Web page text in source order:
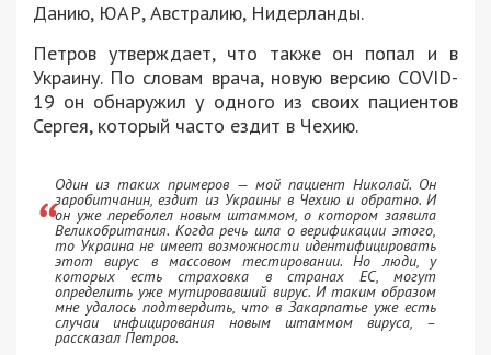
Данию, ЮАР, Австралию, Нидерланды.
Петров утверждает, что также он попал и в
Украину. По словам врача, новую версию COVID-
19 он обнаружил у одного из своих пациентов
Сергея, который часто ездит в Чехию.
Один из таких примеров — мой пациент Николай. Он
заробитчанин, ездит из Украины в Чехию и обратно. И
он уже переболел новым штаммом, о котором заявила
Великобритания. Когда речь шла о верификации этого,
то Украина не имеет возможности идентифицировать
этот вирус в массовом тестировании. Но люди, у
которых есть страховка в странах ЕС, могут
определить уже мутировавший вирус. И таким образом
мне удалось подтвердить, что в Закарпатье уже есть
случаи инфицирования новым штаммом вируса, –
рассказал Петров.